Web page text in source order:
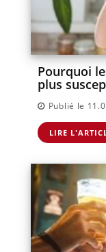
Pourquoi
plus
Publié le
LIRE